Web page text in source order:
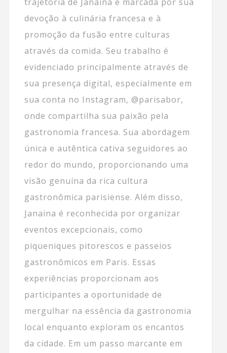
devoção à culinária francesa e à
promoção da fusão entre culturas
através da comida. Seu trabalho é
evidenciado principalmente através de
sua presença digital, especialmente em
sua conta no Instagram, @parisabor,
onde compartilha sua paixão pela
gastronomia francesa. Sua abordagem
única e autêntica cativa seguidores ao
redor do mundo, proporcionando uma
visão genuína da rica cultura
gastronômica parisiense. Além disso,
Janaina é reconhecida por organizar
eventos excepcionais, como
piqueniques pitorescos e passeios
gastronômicos em Paris. Essas
experiências proporcionam aos
participantes a oportunidade de
mergulhar na essência da gastronomia
local enquanto exploram os encantos
da cidade. Em um passo marcante em